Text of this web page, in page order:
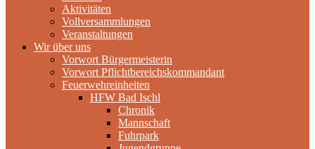
Aktivitäten
Vollversammlungen
Veranstaltungen
Wir über uns
Vorwort Bürgermeisterin
Vorwort Pflichtbereichskommandant
Feuerwehreinheiten
HFW Bad Ischl
Chronik
Mannschaft
Fuhrpark